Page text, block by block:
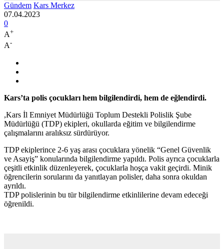
Gündem Kars Merkez
07.04.2023
0
A+
A-
Kars’ta polis çocukları hem bilgilendirdi, hem de eğlendirdi.
,Kars İl Emniyet Müdürlüğü Toplum Destekli Polislik Şube
Müdürlüğü (TDP) ekipleri, okullarda eğitim ve bilgilendirme
çalışmalarını aralıksız sürdürüyor.
TDP ekiplerince 2-6 yaş arası çocuklara yönelik “Genel Güvenlik
ve Asayiş” konularında bilgilendirme yapıldı. Polis ayrıca çocuklarla
çeşitli etkinlik düzenleyerek, çocuklarla hoşça vakit geçirdi. Minik
öğrencilerin sorularını da yanıtlayan polisler, daha sonra okuldan
ayrıldı.
TDP polislerinin bu tür bilgilendirme etkinlilerine devam edeceği
öğrenildi.